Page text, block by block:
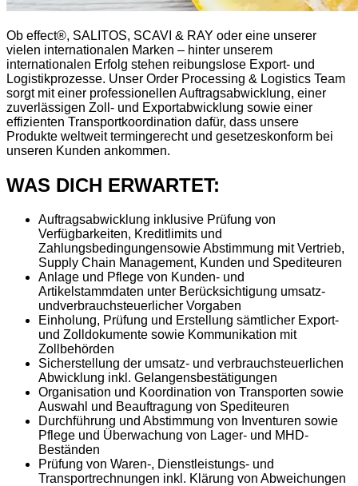
Ob effect®, SALITOS, SCAVI & RAY oder eine unserer
vielen internationalen Marken – hinter unserem
internationalen Erfolg stehen reibungslose Export- und
Logistikprozesse. Unser Order Processing & Logistics Team
sorgt mit einer professionellen Auftragsabwicklung, einer
zuverlässigen Zoll- und Exportabwicklung sowie einer
effizienten Transportkoordination dafür, dass unsere
Produkte weltweit termingerecht und gesetzeskonform bei
unseren Kunden ankommen. ​
WAS DICH ERWARTET:
Auftragsabwicklung inklusive Prüfung von
Verfügbarkeiten, Kreditlimits und
Zahlungsbedingungensowie Abstimmung mit Vertrieb,
Supply Chain Management, Kunden und Spediteuren
Anlage und Pflege von Kunden- und
Artikelstammdaten unter Berücksichtigung umsatz-
undverbrauchsteuerlicher Vorgaben
Einholung, Prüfung und Erstellung sämtlicher Export-
und Zolldokumente sowie Kommunikation mit
Zollbehörden
Sicherstellung der umsatz- und verbrauchsteuerlichen
Abwicklung inkl. Gelangensbestätigungen
Organisation und Koordination von Transporten sowie
Auswahl und Beauftragung von Spediteuren
Durchführung und Abstimmung von Inventuren sowie
Pflege und Überwachung von Lager- und MHD-
Beständen
Prüfung von Waren-, Dienstleistungs- und
Transportrechnungen inkl. Klärung von Abweichungen